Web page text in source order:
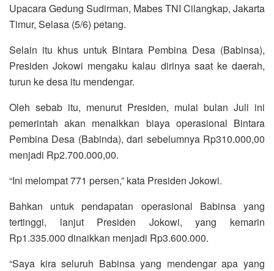
Upacara Gedung Sudirman, Mabes TNI Cilangkap, Jakarta
Timur, Selasa (5/6) petang.
Selain itu khus untuk Bintara Pembina Desa (Babinsa),
Presiden Jokowi mengaku kalau dirinya saat ke daerah,
turun ke desa itu mendengar.
Oleh sebab itu, menurut Presiden, mulai bulan Juli ini
pemerintah akan menaikkan biaya operasional Bintara
Pembina Desa (Babinda), dari sebelumnya Rp310.000,00
menjadi Rp2.700.000,00.
“Ini melompat 771 persen,” kata Presiden Jokowi.
Bahkan untuk pendapatan operasional Babinsa yang
tertinggi, lanjut Presiden Jokowi, yang kemarin
Rp1.335.000 dinaikkan menjadi Rp3.600.000.
“Saya kira seluruh Babinsa yang mendengar apa yang